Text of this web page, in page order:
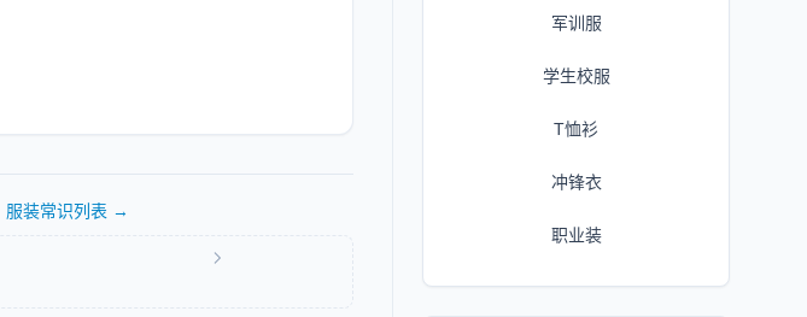
服装常识列表 →
军训服
学生校服
T恤衫
冲锋衣
职业装